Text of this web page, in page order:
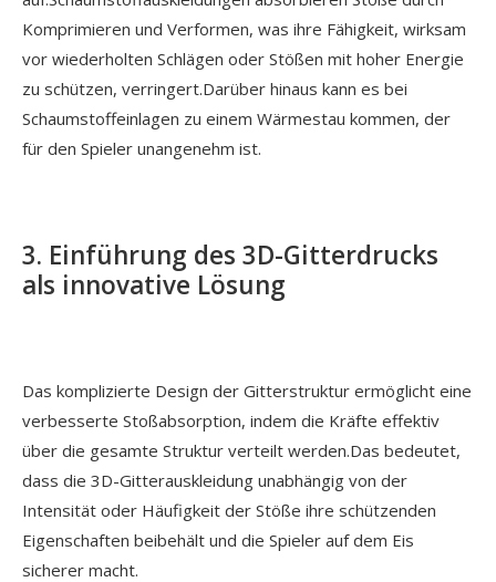
Komprimieren und Verformen, was ihre Fähigkeit, wirksam
vor wiederholten Schlägen oder Stößen mit hoher Energie
zu schützen, verringert.Darüber hinaus kann es bei
Schaumstoffeinlagen zu einem Wärmestau kommen, der
für den Spieler unangenehm ist.
3. Einführung des 3D-Gitterdrucks
als innovative Lösung
Das komplizierte Design der Gitterstruktur ermöglicht eine
verbesserte Stoßabsorption, indem die Kräfte effektiv
über die gesamte Struktur verteilt werden.Das bedeutet,
dass die 3D-Gitterauskleidung unabhängig von der
Intensität oder Häufigkeit der Stöße ihre schützenden
Eigenschaften beibehält und die Spieler auf dem Eis
sicherer macht.